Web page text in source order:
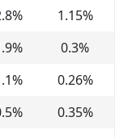
% 1.15%
% 0.3%
% 0.26%
% 0.35%